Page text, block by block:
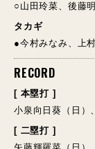
○山田玲菜、後藤
タカギ
●今村みなみ、上
RECORD
[ 本塁打 ]
小泉向日葵（日）
[ 二塁打 ]